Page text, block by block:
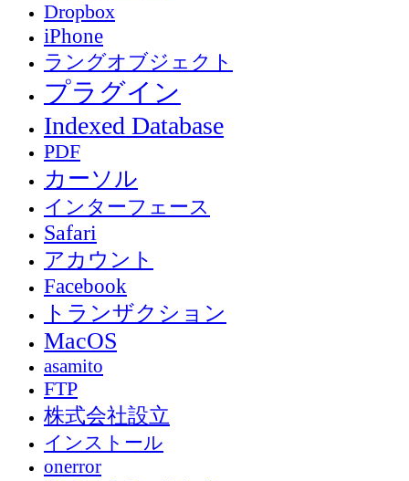
Dropbox
iPhone
ラングオブジェクト
プラグイン
Indexed Database
PDF
カーソル
インターフェース
Safari
アカウント
Facebook
トランザクション
MacOS
asamito
FTP
株式会社設立
インストール
onerror